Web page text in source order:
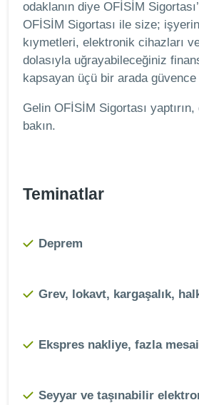
odaklanın diye OFİSİM
OFİSİM Sigortası ile size;
kıymetleri, elektronik cihazları
dolasıyla uğrayabileceğiniz
kapsayan üçü bir arada güvence
Gelin OFİSİM Sigortası
bakın.
Teminatlar
Deprem
Grev, lokavt, kargaşalık,
Ekspres nakliye, fazla
Seyyar ve taşınabilir